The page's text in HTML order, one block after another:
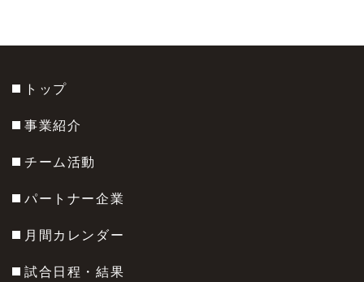
トップ
事業紹介
チーム活動
パートナー企業
月間カレンダー
試合日程・結果